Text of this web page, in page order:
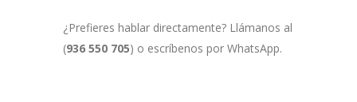
¿Prefieres hablar directamente? Llámanos al
(936 550 705) o escríbenos por WhatsApp.